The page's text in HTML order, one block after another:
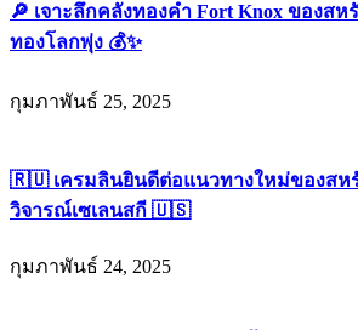
🔎 เจาะลึกคลังทองคำ Fort Knox ของสห
ทองโลกพุ่ง 💰✨
กุมภาพันธ์ 25, 2025
🇷🇺 เครมลินยินดีต่อแนวทางใหม่ของสห
วิจารณ์เซเลนสกี 🇺🇸
กุมภาพันธ์ 24, 2025